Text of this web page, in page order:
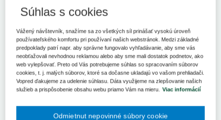
infekčných ochorení a ochrany verejného
zdravia
ŠUKL
Európsky imunizačný týždeň (19. – 25. apríl) zdôrazňuje, že
očkovanie je efektívnym nástrojom ochrany zdravia všetkých
generácií, vrátane najzraniteľnejších skupín popolácie.
Medzinárodné podujatie MediFutura:
na Slovensku
Súhlas s cookies
Vážený návštevník, snažíme sa zo všetkých síl prinášať vysokú úroveň
používateľského komfortu pri používaní našich webstránok. Medzi základné
predpoklady patrí napr. aby správne fungovalo vyhľadávanie, aby sme vás
neobťažovali nevhodnou reklamou alebo aby sme mali dostatok podnetov, ako
web vylepšovať. Preto od Vás potrebujeme súhlas so spracovaním súborov
cookies, t. j. malých súborov, ktoré sa dočasne ukladajú vo vašom prehliadači.
Vopred ďakujeme za udelenie súhlasu. Dáta využijeme na zlepšovanie našich
služieb a prispôsobenie obsahu webu priamo Vám na mieru.
Viac informácií
Odmietnut nepovinné súbory cookie